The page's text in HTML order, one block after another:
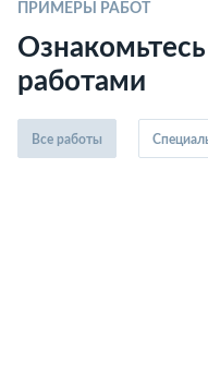
ПРИМЕРЫ РАБОТ
работами
Все работы